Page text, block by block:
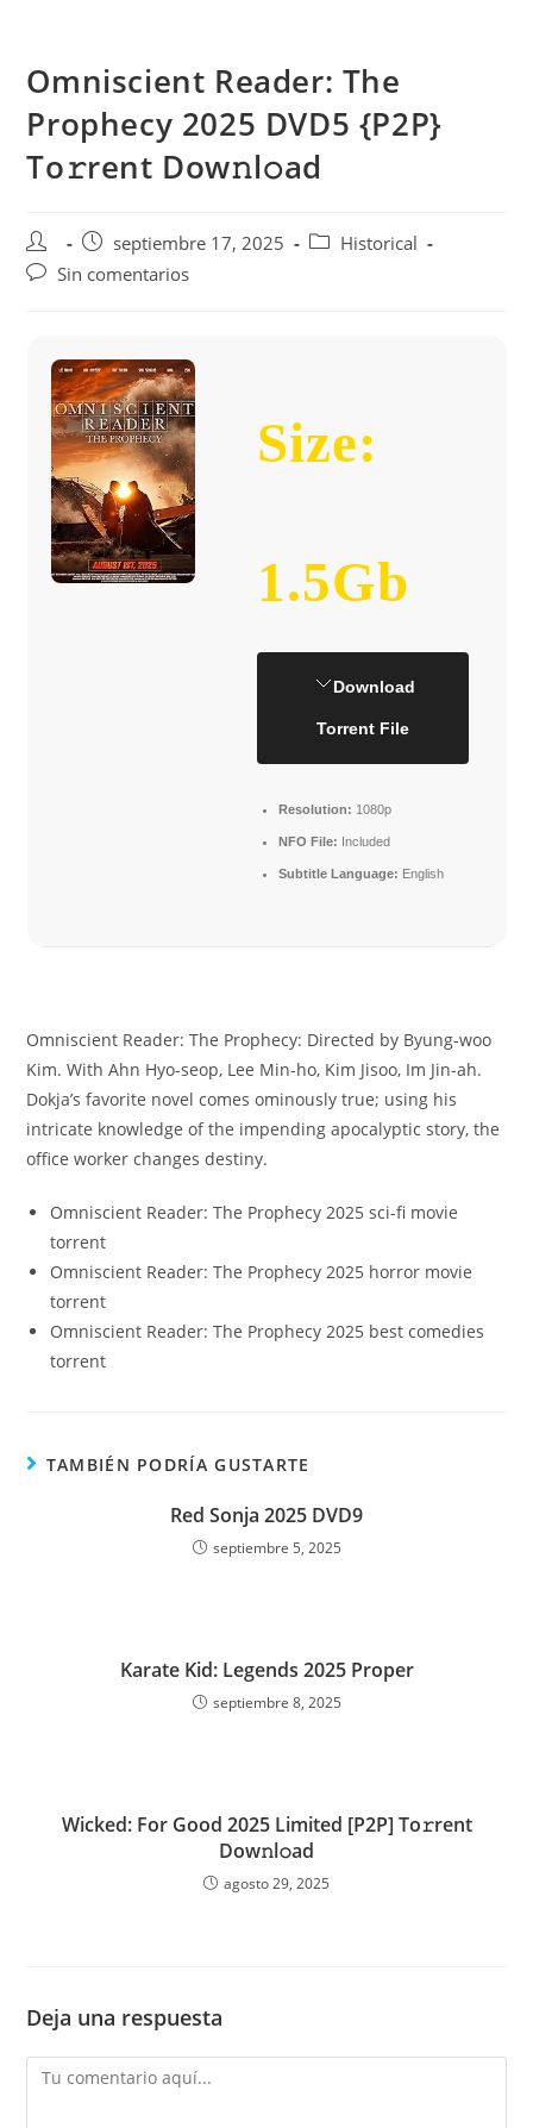
contenido
Omniscient Reader: The
Prophecy 2025 DVD5 {P2P}
To𝚛rent Dow𝚗l𝚘ad
Autor
de
Publicación
de
septiembre 17, 2025
Categoría
Historical
Comentarios
Sin comentarios
Size:
1.5Gb
Download
Torrent File
Resolution: 1080p
NFO File: Included
Subtitle Language: English
Omniscient Reader: The Prophecy: Directed by Byung-woo
Kim. With Ahn Hyo-seop, Lee Min-ho, Kim Jisoo, Im Jin-ah.
Dokja’s favorite novel comes ominously true; using his
intricate knowledge of the impending apocalyptic story, the
office worker changes destiny.
Omniscient Reader: The Prophecy 2025 sci-fi movie
torrent
Omniscient Reader: The Prophecy 2025 horror movie
torrent
Omniscient Reader: The Prophecy 2025 best comedies
torrent
TAMBIÉN PODRÍA GUSTARTE
Red Sonja 2025 DVD9
septiembre 5, 2025
Karate Kid: Legends 2025 Proper
septiembre 8, 2025
Wicked: For Good 2025 Limited [P2P] To𝚛rent
Dow𝚗l𝚘ad
agosto 29, 2025
Deja una respuesta
Comentario